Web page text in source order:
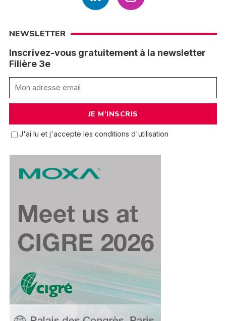
NEWSLETTER
Inscrivez-vous gratuitement à la newsletter
Filière 3e
J'ai lu et j'accepte les conditions d'utilisation